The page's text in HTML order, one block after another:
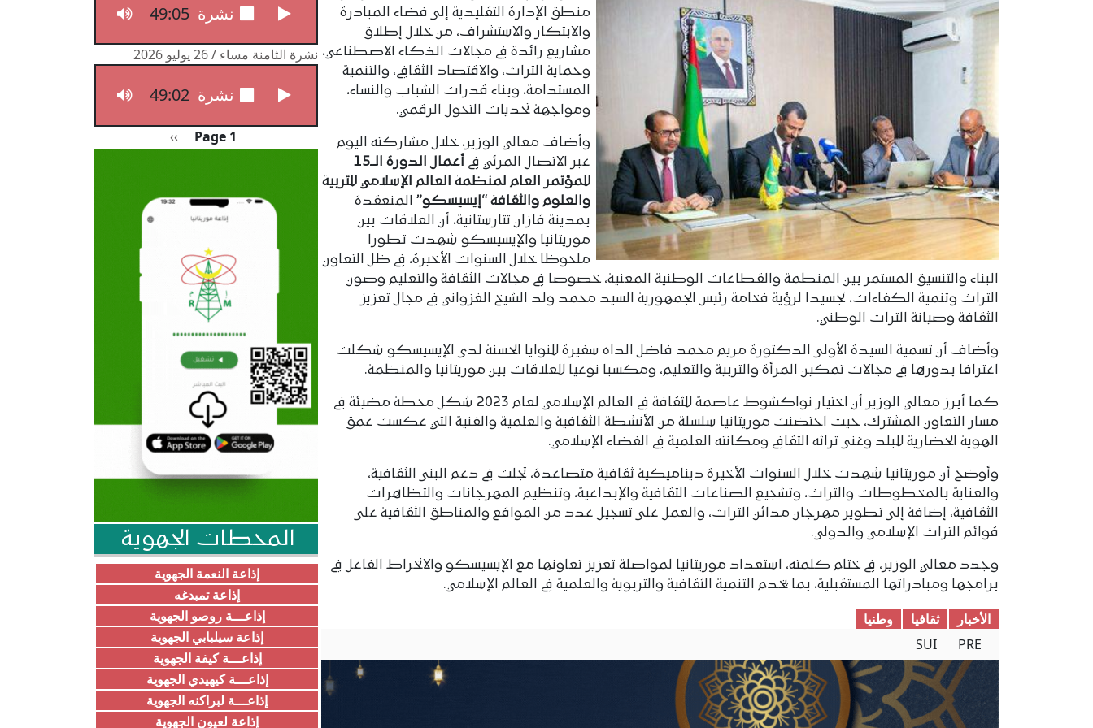
منطق الإدارة التقليدية إلى فضاء المبادرة
والابتكار والاستشراف، من خلال إطلاق
مشاريع رائدة في مجالات الذكاء الاصطناعي،
وحماية التراث، والاقتصاد الثقافي، والتنمية
المستدامة، وبناء قدرات الشباب والنساء،
ومواجهة تحديات التحول الرقمي.
وأضاف معالي الوزير، خلال مشاركته اليوم
عبر الاتصال المرئي في
أعمال الدورة الــ15
للمؤتمر العام لمنظمة العالم الإسلامي للتربية
والعلوم والثقافة “إيسيسكو”المنعقدة
بمدينة قازان تتارستانية، أن العلاقات بين
موريتانيا والإيسيسكو شهدت تطورا
ملحوظا خلال السنوات الأخيرة، في ظل التعاون
البناء والتنسيق المستمر بين المنظمة والقطاعات الوطنية المعنية، خصوصا في مجالات الثقافة والتعليم وصون
التراث وتنمية الكفاءات، تجسيدا لرؤية فخامة رئيس الجمهورية السيد محمد ولد الشيخ الغزواني في مجال تعزيز
الثقافة وصيانة التراث الوطني.
وأضاف أن تسمية السيدة الأولى الدكتورة مريم محمد فاضل الداه سفيرة للنوايا الحسنة لدى الإيسيسكو شكلت
اعترافا بدورها في مجالات تمكين المرأة والتربية والتعليم، ومكسبا نوعيا للعلاقات بين موريتانيا والمنظمة.
كما أبرز معالي الوزير أن اختيار نواكشوط عاصمة للثقافة في العالم الإسلامي لعام 2023 شكل محطة مضيئة في
مسار التعاون المشترك، حيث احتضنت موريتانيا سلسلة من الأنشطة الثقافية والعلمية والفنية التي عكست عمق
الهوية الحضارية للبلد وغنى تراثه الثقافي ومكانته العلمية في الفضاء الإسلامي.
وأوضح أن موريتانيا شهدت خلال السنوات الأخيرة ديناميكية ثقافية متصاعدة، تجلت في دعم البنى الثقافية،
والعناية بالمخطوطات والتراث، وتشجيع الصناعات الثقافية والإبداعية، وتنظيم المهرجانات والتظاهرات
الثقافية، إضافة إلى تطوير مهرجان مدائن التراث، والعمل على تسجيل عدد من المواقع والمناطق الثقافية على
قوائم التراث الإسلامي والدولي.
وجدد معالي الوزير، في ختام كلمته، استعداد موريتانيا لمواصلة تعزيز تعاونها مع الإيسيسكو والانخراط الفاعل في
برامجها ومبادراتها المستقبلية، بما يخدم التنمية الثقافية والتربوية والعلمية في العالم الإسلامي.
الأخبار ثقافیا
وطنیا
PRE
SUI
نشرة الثامنة مساء / 27 يوليو 2026
49:05
نشرة الثامنة مساء / 26 يوليو 2026
نشرة الثامنة مساء / 26 يوليو 2026
49:02
Pagination
Page 1 الصفحة التالية
››
المحطات الجهوية
إذاعة النعمة الجهوية
إذاعة تمبدغه
إذاعـــة روصو الجهوية
إذاعة سيلبابي الجهوية
إذاعـــة كيفة الجهوية
إذاعـــة كيهيدي الجهوية
إذاعـــة لبراكنه الجهوية
إذاعة لعيون الجهوية